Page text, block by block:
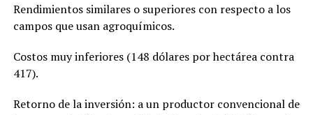
Rendimientos similares o superiores con respecto a los
campos que usan agroquímicos.
Costos muy inferiores (148 dólares por hectárea contra
417).
Retorno de la inversión: a un productor convencional de